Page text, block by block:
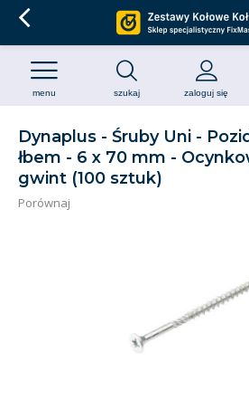
szukaj zaloguj się
menu
Dynaplus - Śruby Uni -
łbem - 6 x 70 mm -
gwint (100 sztuk)
Porównaj